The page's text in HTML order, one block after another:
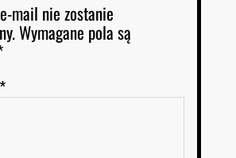
mail nie zostanie
Wymagane pola są
*